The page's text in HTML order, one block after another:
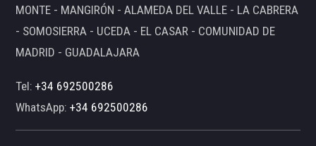
MONTE - MANGIRÓN - ALAMEDA DEL VALLE - LA CABRERA
- SOMOSIERRA - UCEDA - EL CASAR - COMUNIDAD DE
MADRID - GUADALAJARA
Tel:+34 692500286
WhatsApp:+34 692500286